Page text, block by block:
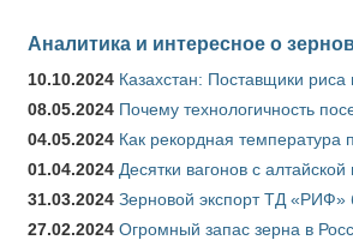
Аналитика и интересное о
10.10.2024 Казахстан: Поставщики
08.05.2024 Почему технологичность
04.05.2024 Как рекордная
01.04.2024 Десятки вагонов с
31.03.2024 Зерновой экспорт ТД «РИФ»
27.02.2024 Огромный запас зерна в